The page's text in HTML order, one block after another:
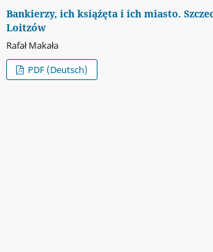
Bankierzy, ich książęta i ich miasto.
Loitzów
Rafał Makała
PDF (Deutsch)